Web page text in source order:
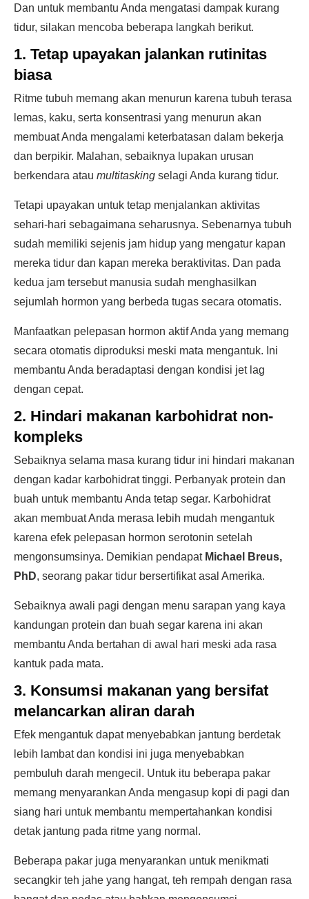
Dan untuk membantu Anda mengatasi dampak kurang
tidur, silakan mencoba beberapa langkah berikut.
1. Tetap upayakan jalankan rutinitas
biasa
Ritme tubuh memang akan menurun karena tubuh terasa
lemas, kaku, serta konsentrasi yang menurun akan
membuat Anda mengalami keterbatasan dalam bekerja
dan berpikir. Malahan, sebaiknya lupakan urusan
berkendara atau multitasking selagi Anda kurang tidur.
Tetapi upayakan untuk tetap menjalankan aktivitas
sehari-hari sebagaimana seharusnya. Sebenarnya tubuh
sudah memiliki sejenis jam hidup yang mengatur kapan
mereka tidur dan kapan mereka beraktivitas. Dan pada
kedua jam tersebut manusia sudah menghasilkan
sejumlah hormon yang berbeda tugas secara otomatis.
Manfaatkan pelepasan hormon aktif Anda yang memang
secara otomatis diproduksi meski mata mengantuk. Ini
membantu Anda beradaptasi dengan kondisi jet lag
dengan cepat.
2. Hindari makanan karbohidrat non-
kompleks
Sebaiknya selama masa kurang tidur ini hindari makanan
dengan kadar karbohidrat tinggi. Perbanyak protein dan
buah untuk membantu Anda tetap segar. Karbohidrat
akan membuat Anda merasa lebih mudah mengantuk
karena efek pelepasan hormon serotonin setelah
mengonsumsinya. Demikian pendapat Michael Breus,
PhD, seorang pakar tidur bersertifikat asal Amerika.
Sebaiknya awali pagi dengan menu sarapan yang kaya
kandungan protein dan buah segar karena ini akan
membantu Anda bertahan di awal hari meski ada rasa
kantuk pada mata.
3. Konsumsi makanan yang bersifat
melancarkan aliran darah
Efek mengantuk dapat menyebabkan jantung berdetak
lebih lambat dan kondisi ini juga menyebabkan
pembuluh darah mengecil. Untuk itu beberapa pakar
memang menyarankan Anda mengasup kopi di pagi dan
siang hari untuk membantu mempertahankan kondisi
detak jantung pada ritme yang normal.
Beberapa pakar juga menyarankan untuk menikmati
secangkir teh jahe yang hangat, teh rempah dengan rasa